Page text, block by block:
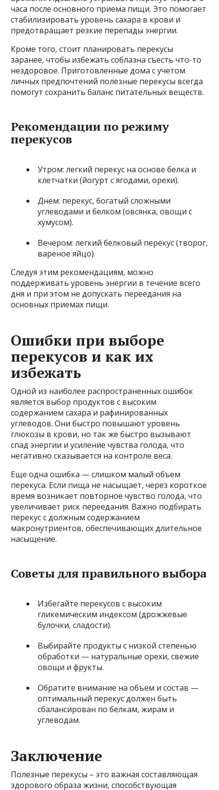
часа после основного приема пищи. Это помогает
стабилизировать уровень сахара в крови и
предотвращает резкие перепады энергии.
Кроме того, стоит планировать перекусы
заранее, чтобы избежать соблазна съесть что-то
нездоровое. Приготовленные дома с учетом
личных предпочтений полезные перекусы всегда
помогут сохранить баланс питательных веществ.
Рекомендации по режиму
перекусов
Утром: легкий перекус на основе белка и
клетчатки (йогурт с ягодами, орехи).
Днем: перекус, богатый сложными
углеводами и белком (овсянка, овощи с
хумусом).
Вечером: легкий белковый перекус (творог,
вареное яйцо).
Следуя этим рекомендациям, можно
поддерживать уровень энергии в течение всего
дня и при этом не допускать переедания на
основных приемах пищи.
Ошибки при выборе
перекусов и как их
избежать
Одной из наиболее распространенных ошибок
является выбор продуктов с высоким
содержанием сахара и рафинированных
углеводов. Они быстро повышают уровень
глюкозы в крови, но так же быстро вызывают
спад энергии и усиление чувства голода, что
негативно сказывается на контроле веса.
Еще одна ошибка — слишком малый объем
перекуса. Если пища не насыщает, через короткое
время возникает повторное чувство голода, что
увеличивает риск переедания. Важно подбирать
перекус с должным содержанием
макронутриентов, обеспечивающих длительное
насыщение.
Советы для правильного выбора
Избегайте перекусов с высоким
гликемическим индексом (дрожжевые
булочки, сладости).
Выбирайте продукты с низкой степенью
обработки — натуральные орехи, свежие
овощи и фрукты.
Обратите внимание на объем и состав —
оптимальный перекус должен быть
сбалансирован по белкам, жирам и
углеводам.
Заключение
Полезные перекусы – это важная составляющая
здорового образа жизни, способствующая